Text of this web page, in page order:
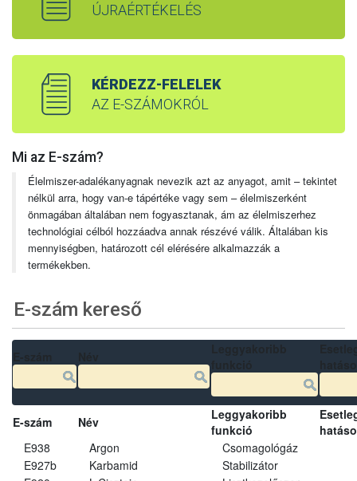
ÚJRAÉRTÉKELÉS
KÉRDEZZ-FELELEK
AZ E-SZÁMOKRÓL
Mi az E-szám?
Élelmiszer-adalékanyagnak nevezik azt az anyagot, amit – tekintet
nélkül arra, hogy van-e tápértéke vagy sem – élelmiszerként
önmagában általában nem fogyasztanak, ám az élelmiszerhez
technológiai célból hozzáadva annak részévé válik. Általában kis
mennyiségben, határozott cél elérésére alkalmazzák a
termékekben.
E-szám kereső
E-szám Név
Leggyakoribb
funkció
E938
Argon
Csomagológáz
E927b
Karbamid
Stabilizátor